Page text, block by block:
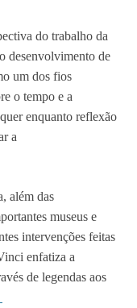
do trabalho da
desenvolvimento de
um dos fios
o tempo e a
enquanto reflexão
a
além das
museus e
intervenções feitas
enfatiza a
de legendas aos